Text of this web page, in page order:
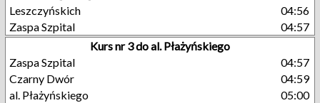
Leszczyńskich
04:56
Zaspa Szpital
04:57
Kurs nr 3 do al. Płażyńskiego
Zaspa Szpital
04:57
Czarny Dwór
04:59
al. Płażyńskiego
05:00